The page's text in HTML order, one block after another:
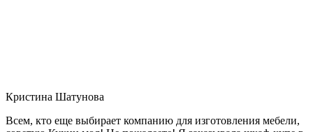
Кристина Шатунова
Всем, кто еще выбирает компанию для изготовления мебели,